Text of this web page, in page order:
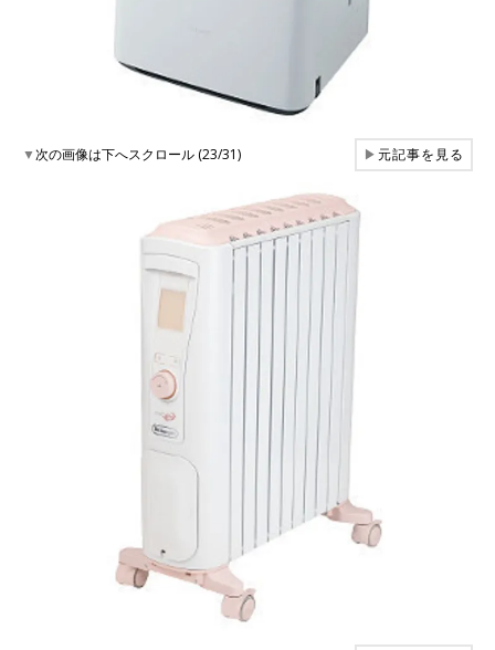
▼次の画像は下へスクロール (23/31) ▶元記事を見る